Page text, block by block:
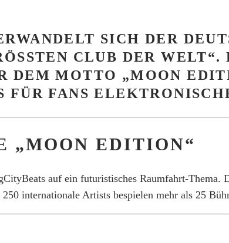
SICH DER
CLUB DER WELT“.
DEM MOTTO „MOON
FÜR FANS
„MOON EDITION“
auf ein futuristisches Raumfahrt-Thema.
250 internationale Artists bespielen mehr als 25